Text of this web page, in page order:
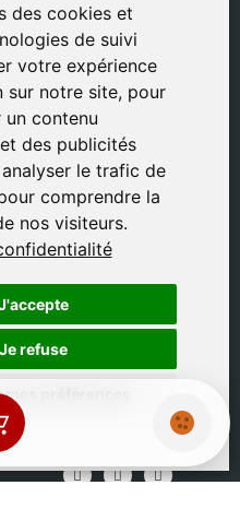
des cookies et
de suivi
votre expérience
sur notre site, pour
contenu
des publicités
le trafic de
comprendre la
nos visiteurs.
Je refuse
mes préférences
des cookies et
de suivi
votre expérience
sur notre site, pour
contenu
des publicités
le trafic de
comprendre la
nos visiteurs.
Je refuse
mes préférences
Colmenar Viejo,